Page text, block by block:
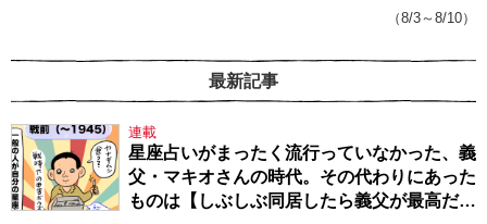
（8/3～8/10）
最新記事
連載
星座占いがまったく流行っていなかった、義
父・マキオさんの時代。その代わりにあった
ものは【しぶしぶ同居したら義父が最高だっ